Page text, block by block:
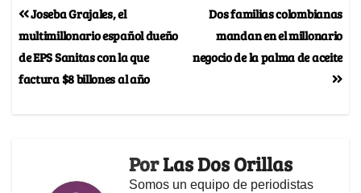
Dos familias colombianas
mandan en el millonario
negocio de la palma de aceite
Joseba Grajales, el
multimillonario español dueño
de EPS Sanitas con la que
factura $8 billones al año
PorLas Dos Orillas
Somos un equipo de periodistas